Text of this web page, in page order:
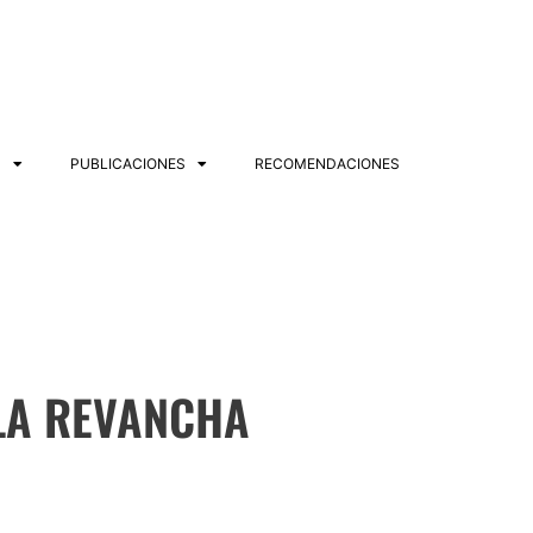
PUBLICACIONES RECOMENDACIONES
REVANCHA